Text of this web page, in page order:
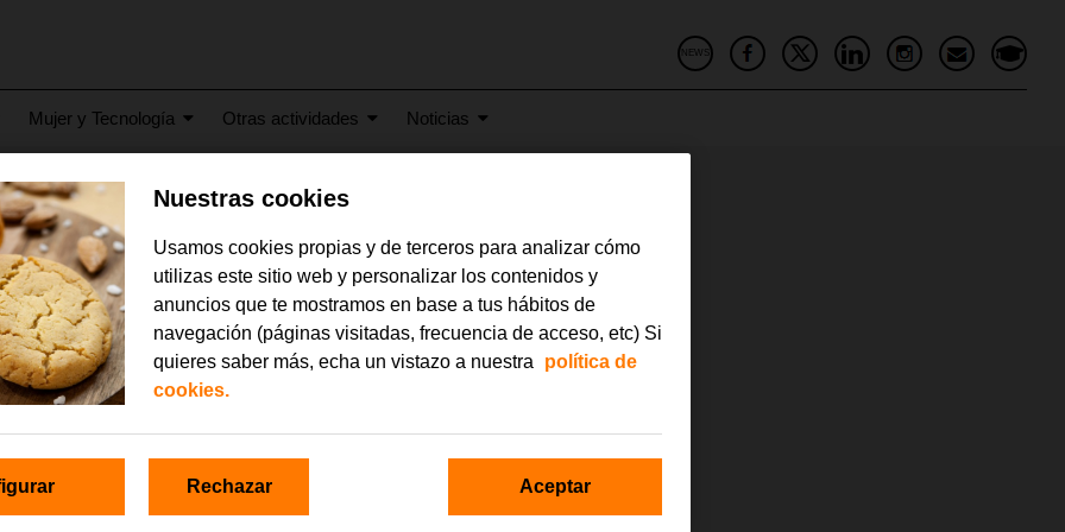
NEWS
Mujer y Tecnología Otras actividades Noticias
1920×1440-1
Nuestras cookies
Usamos cookies propias y de terceros para analizar cómo
utilizas este sitio web y personalizar los contenidos y
anuncios que te mostramos en base a tus hábitos de
navegación (páginas visitadas, frecuencia de acceso, etc) Si
quieres saber más, echa un vistazo a nuestra
política de
cookies.
Rechazar Aceptar